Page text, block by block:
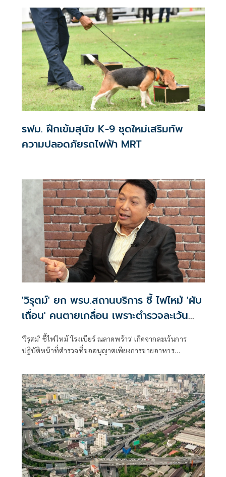
รฟม. ฝึกเข้มสุนัข K-9 ชุดใหม่เสริมทัพ
ความปลอดภัยรถไฟฟ้า MRT
'วิรุตม์' ยก พรบ.สถานบริการ ชี้ ไฟไหม้ 'ผับ
เถื่อน' คนตายเกลื่อน เพราะตำรวจละเว้น
หน้าที่
'วิรุตม์' ชี้ไฟไหม้ 'โรงเบียร์ ณลาดพร้าว' เกิดจากละเว้นการ
ปฏิบัติหน้าที่ตำรวจที่ขออนุญาตเพียงการขายอาหาร
เจ้าหน้าที่' ทำหน้าที่ตรวจตรามิให้มีผู้ใดฝ่าฝืนเปิด 'สถานบริการ
เถื่อน' หากพบการทำผิดต้องจับกุมดำเนินคดี